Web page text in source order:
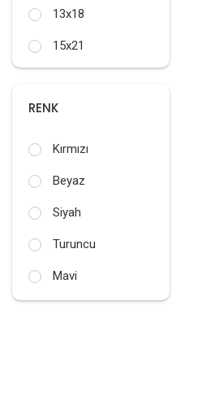
13x18
15x21
20x25
20x30
30x40
RENK
Kırmızı
Beyaz
Siyah
Turuncu
Mavi